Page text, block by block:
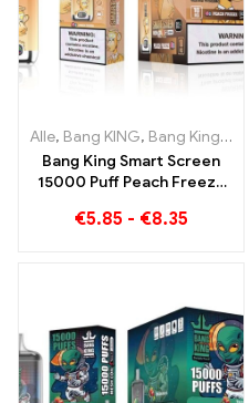
Alle, Bang KING, Bang King Smart Screen 15000 Puff
Bang King Smart Screen
15000 Puff Peach Freeze
€5.85 - €8.35